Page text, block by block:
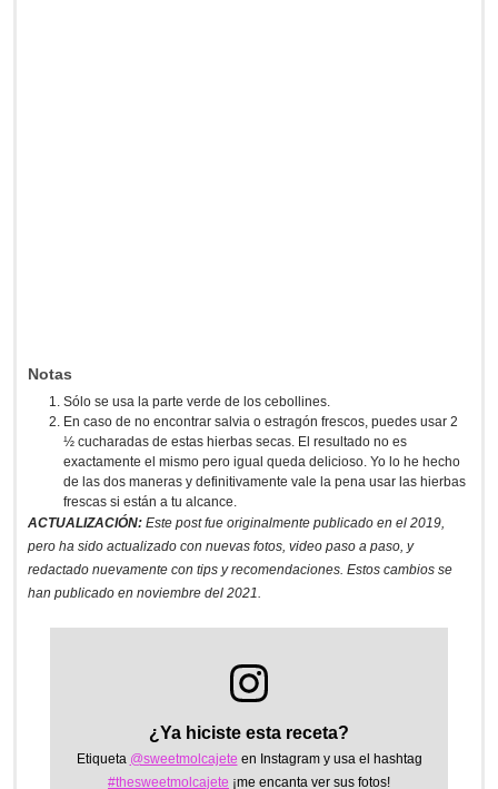
Notas
Sólo se usa la parte verde de los cebollines.
En caso de no encontrar salvia o estragón frescos, puedes usar 2
½ cucharadas de estas hierbas secas. El resultado no es
exactamente el mismo pero igual queda delicioso. Yo lo he hecho
de las dos maneras y definitivamente vale la pena usar las hierbas
frescas si están a tu alcance.
ACTUALIZACIÓN: Este post fue originalmente publicado en el 2019,
pero ha sido actualizado con nuevas fotos, video paso a paso, y
redactado nuevamente con tips y recomendaciones. Estos cambios se
han publicado en noviembre del 2021.
¿Ya hiciste esta receta?
Etiqueta @sweetmolcajete en Instagram y usa el hashtag
#thesweetmolcajete ¡me encanta ver sus fotos!